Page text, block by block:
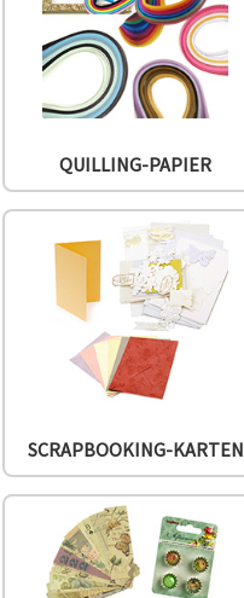
QUILLING-PAPIER
SCRAPBOOKING-KARTEN